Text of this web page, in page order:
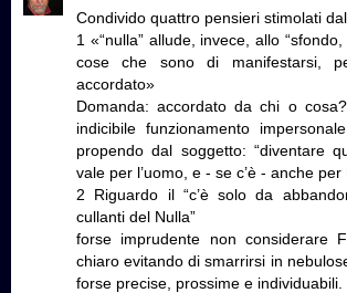
Condivido quattro pensieri stimolati
1 «“nulla” allude, invece, allo
cose che sono di manifestarsi,
accordato»
Domanda: accordato da chi o
indicibile funzionamento
propendo dal soggetto: “diventare
vale per l’uomo, e - se c’è - anche per
2 Riguardo il “c’è solo da
cullanti del Nulla”
forse imprudente non considerare
chiaro evitando di smarrirsi in
forse precise, prossime e individuabili.